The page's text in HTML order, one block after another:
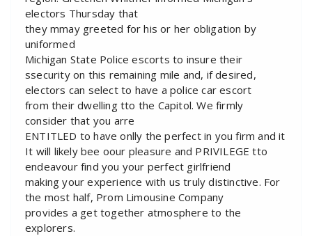
electors Thursday that
they mmay greeted for his or her obligation by
uniformed
Michigan State Police escorts to insure their
ssecurity on this remaining mile and, if desired,
electors can select to have a police car escort
from their dwelling tto the Capitol. We firmly
consider that you arre
ENTITLED to have onlly the perfect in you firm and it
It will likely bee oour pleasure and PRIVILEGE tto
endeavour find you your perfect girlfriend
making your experience with us truly distinctive. For
the most half, Prom Limousine Company
provides a get together atmosphere to the
explorers.